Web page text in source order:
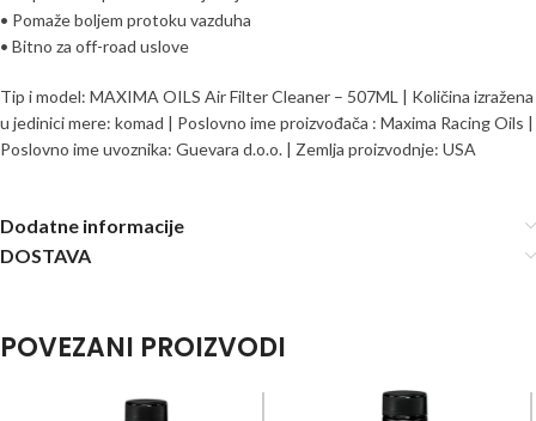
• Pomaže boljem protoku vazduha
• Bitno za off-road uslove
Tip i model: MAXIMA OILS Air Filter Cleaner – 507ML | Količina izražena
u jedinici mere: komad | Poslovno ime proizvođača : Maxima Racing Oils |
Poslovno ime uvoznika: Guevara d.o.o. | Zemlja proizvodnje: USA
Dodatne informacije
DOSTAVA
POVEZANI PROIZVODI